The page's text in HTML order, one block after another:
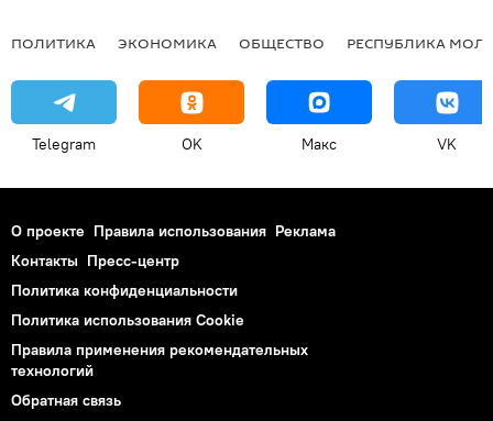
ПОЛИТИКА ЭКОНОМИКА ОБЩЕСТВО РЕСПУБЛИКА
Telegram OK Макс VK
О проекте Правила использования Реклама
Контакты Пресс-центр
Политика конфиденциальности
Политика использования Cookie
Правила применения рекомендательных
технологий
Обратная связь